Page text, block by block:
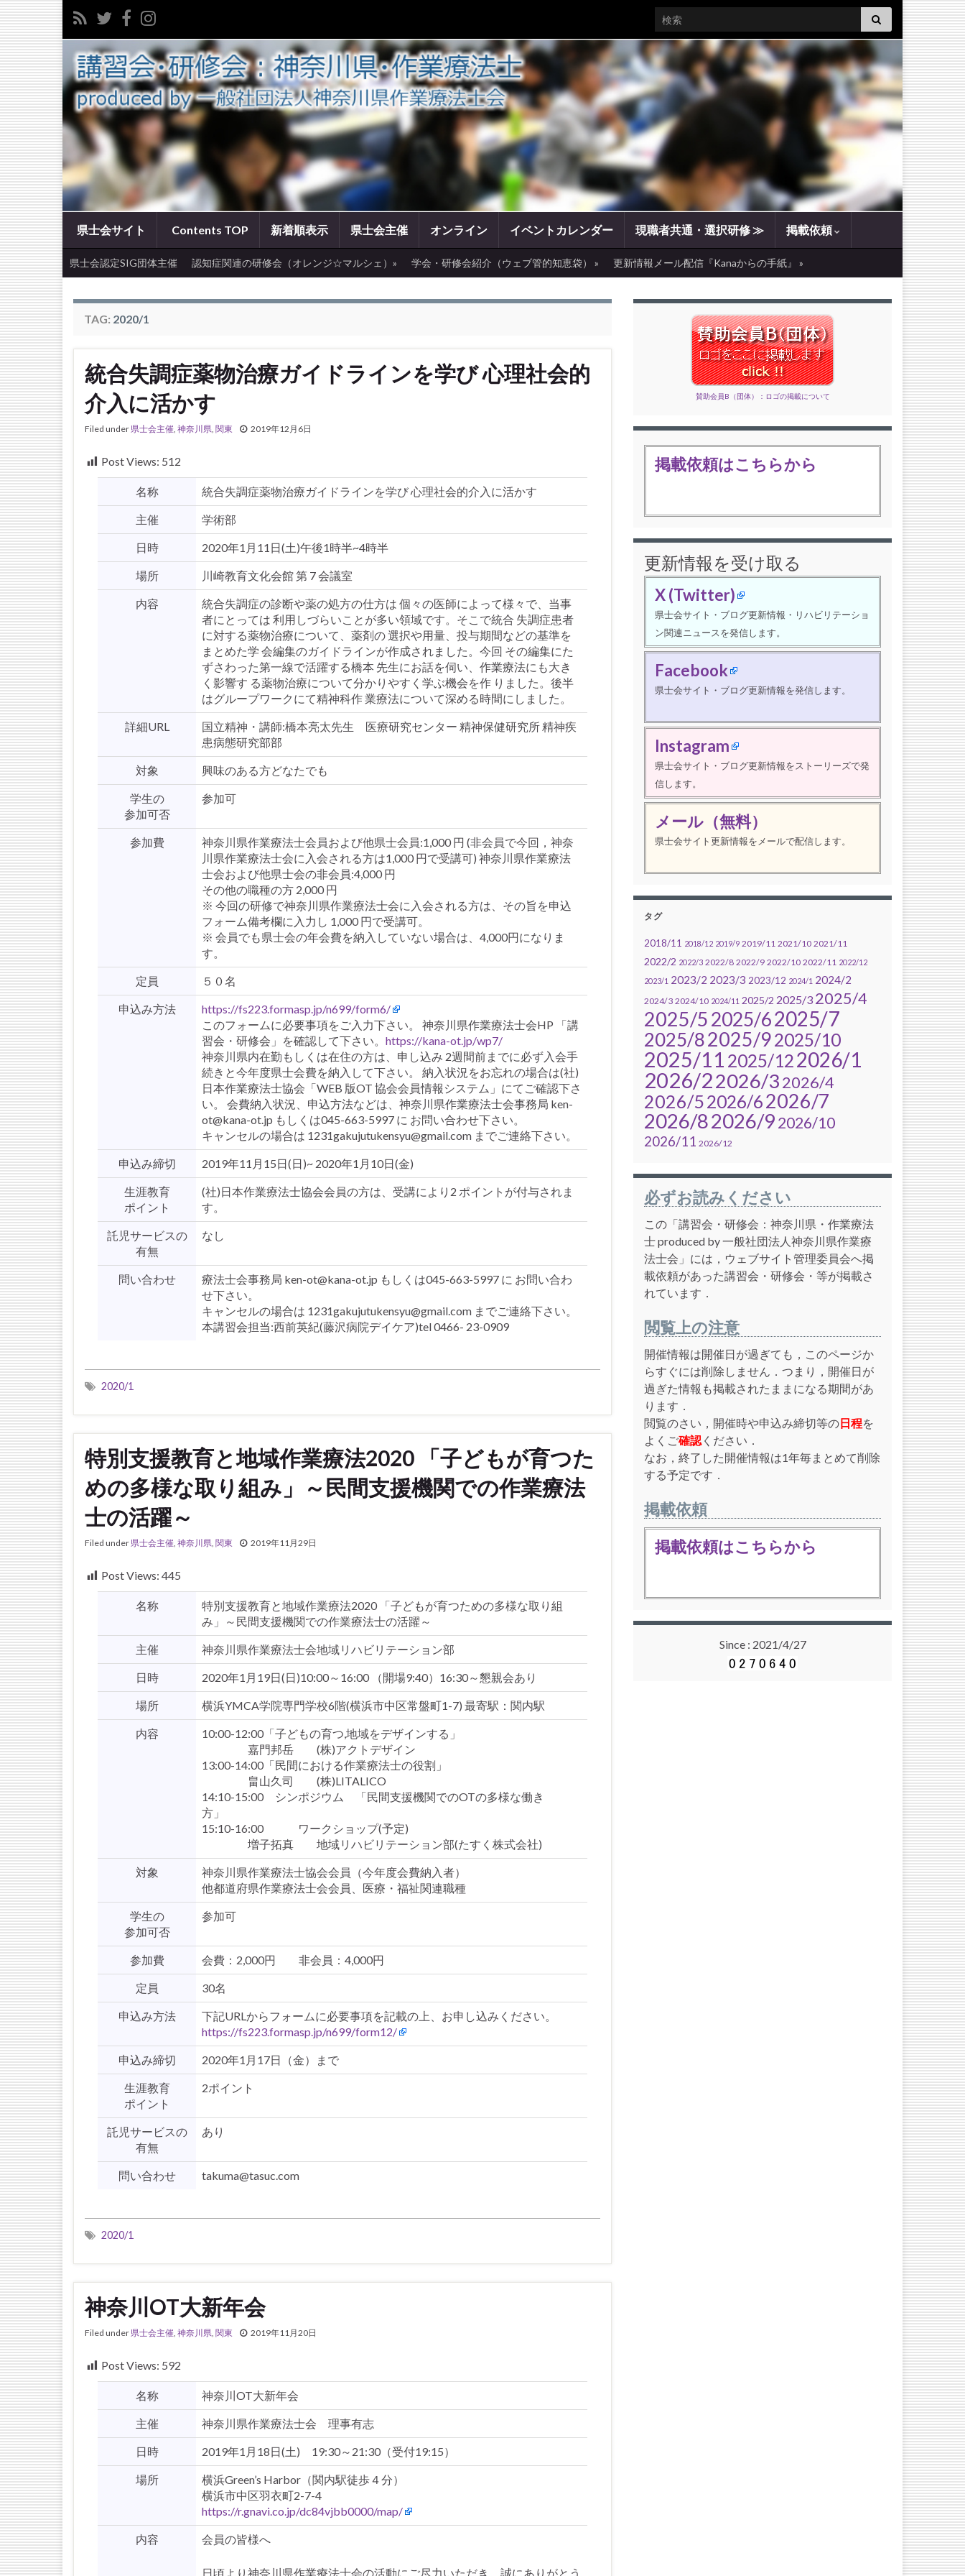
Search for:
県士会サイト Contents TOP 新着順表示 県士会主催 オンライン イベントカレンダー 現職者共通・選択研修 ≫ 掲載依頼
県士会認定SIG団体主催 認知症関連の研修会（オレンジ☆マルシェ）» 学会・研修会紹介（ウェブ管的知恵袋） » 更新情報メール配信『Kanaからの手紙』 »
TAG: 2020/1
統合失調症薬物治療ガイドラインを学び 心理社会的
介入に活かす
Filed under 県士会主催, 神奈川県, 関東 2019年12月6日
Post Views: 512
名称 統合失調症薬物治療ガイドラインを学び 心理社会的介入に活かす
主催 学術部
日時 2020年1月11日(土)午後1時半~4時半
場所 川崎教育文化会館 第 7 会議室
内容
統合失調症の診断や薬の処方の仕方は 個々の医師によって様々で、当事
者にとっては 利用しづらいことが多い領域です。そこで統合 失調症患者
に対する薬物治療について、薬剤の 選択や用量、投与期間などの基準を
まとめた学 会編集のガイドラインが作成されました。今回 その編集にた
ずさわった第一線で活躍する橋本 先生にお話を伺い、作業療法にも大き
く影響す る薬物治療について分かりやすく学ぶ機会を作 りました。後半
はグループワークにて精神科作 業療法について深める時間にしました。
詳細URL
国立精神・講師:橋本亮太先生 医療研究センター 精神保健研究所 精神疾
患病態研究部部
対象 興味のある方どなたでも
学生の
参加可否
参加可
参加費
神奈川県作業療法士会員および他県士会員:1,000 円 (非会員で今回，神奈
川県作業療法士会に入会される方は1,000 円で受講可) 神奈川県作業療法
士会および他県士会の非会員:4,000 円
その他の職種の方 2,000 円
※ 今回の研修で神奈川県作業療法士会に入会される方は、その旨を申込
フォーム備考欄に入力し 1,000 円で受講可。
※ 会員でも県士会の年会費を納入していない場合は、4,000円になりま
す。
定員 ５０名
申込み方法
https://fs223.formasp.jp/n699/form6/
このフォームに必要事項をご入力下さい。 神奈川県作業療法士会HP 「講
習会・研修会」を確認して下さい。 https://kana-ot.jp/wp7/
神奈川県内在勤もしくは在住の方は、申し込み 2週間前までに必ず入会手
続きと今年度県士会費を納入して下さい。 納入状況をお忘れの場合は(社)
日本作業療法士協会「WEB 版OT 協会会員情報システム」にてご確認下さ
い。 会費納入状況、申込方法などは、神奈川県作業療法士会事務局 ken-
ot@kana-ot.jp もしくは045-663-5997 に お問い合わせ下さい。
キャンセルの場合は 1231gakujutukensyu@gmail.com までご連絡下さい。
申込み締切 2019年11月15日(日)~ 2020年1月10日(金)
生涯教育
ポイント
(社)日本作業療法士協会会員の方は、受講により2 ポイントが付与されま
す。
託児サービスの
有無
なし
問い合わせ
療法士会事務局 ken-ot@kana-ot.jp もしくは045-663-5997 に お問い合わ
せ下さい。
キャンセルの場合は 1231gakujutukensyu@gmail.com までご連絡下さい。
本講習会担当:西前英紀(藤沢病院デイケア)tel 0466- 23-0909
2020/1
特別支援教育と地域作業療法2020 「子どもが育つた
めの多様な取り組み」～民間支援機関での作業療法
士の活躍～
Filed under 県士会主催, 神奈川県, 関東 2019年11月29日
Post Views: 445
名称
特別支援教育と地域作業療法2020 「子どもが育つための多様な取り組
み」～民間支援機関での作業療法士の活躍～
主催 神奈川県作業療法士会地域リハビリテーション部
日時 2020年1月19日(日)10:00～16:00 （開場9:40）16:30～懇親会あり
場所 横浜YMCA学院専門学校6階(横浜市中区常盤町1-7) 最寄駅：関内駅
内容
10:00-12:00「子どもの育つ,地域をデザインする」
嘉門邦岳 (株)アクトデザイン
13:00-14:00「民間における作業療法士の役割」
畠山久司 (株)LITALICO
14:10-15:00 シンポジウム 「民間支援機関でのOTの多様な働き
方」
15:10-16:00 ワークショップ(予定)
増子拓真 地域リハビリテーション部(たすく株式会社)
対象
神奈川県作業療法士協会会員（今年度会費納入者）
他都道府県作業療法士会会員、医療・福祉関連職種
学生の
参加可否
参加可
参加費 会費：2,000円 非会員：4,000円
定員 30名
申込み方法
下記URLからフォームに必要事項を記載の上、お申し込みください。
https://fs223.formasp.jp/n699/form12/
申込み締切 2020年1月17日（金）まで
生涯教育
ポイント
2ポイント
託児サービスの
有無
あり
問い合わせ takuma@tasuc.com
2020/1
神奈川OT大新年会
Filed under 県士会主催, 神奈川県, 関東 2019年11月20日
Post Views: 592
名称 神奈川OT大新年会
主催 神奈川県作業療法士会 理事有志
日時 2019年1月18日(土) 19:30～21:30（受付19:15）
場所
横浜Green’s Harbor（関内駅徒歩４分）
横浜市中区羽衣町2-7-4
https://r.gnavi.co.jp/dc84vjbb0000/map/
内容 会員の皆様へ
日頃より神奈川県作業療法士会の活動にご尽力いただき、誠にありがとう
賛助会員B（団体）：ロゴの掲載について
掲載依頼はこちらから
更新情報を受け取る
X (Twitter)
県士会サイト・ブログ更新情報・リハビリテーショ
ン関連ニュースを発信します。
Facebook
県士会サイト・ブログ更新情報を発信します。
Instagram
県士会サイト・ブログ更新情報をストーリーズで発
信します。
メール（無料）
県士会サイト更新情報をメールで配信します。
タグ
2018/11 2018/12 2019/9 2019/11 2021/10 2021/11
2022/2 2022/3 2022/8 2022/9 2022/10 2022/11 2022/12
2023/1 2023/2 2023/3 2023/12 2024/1 2024/2
2024/3 2024/10 2024/11 2025/2 2025/3 2025/4
2025/52025/62025/7
2025/82025/92025/10
2025/11 2025/122026/1
2026/22026/32026/4
2026/52026/62026/7
2026/82026/92026/10
2026/11 2026/12
必ずお読みください
この「講習会・研修会：神奈川県・作業療法
士 produced by 一般社団法人神奈川県作業療
法士会」には，ウェブサイト管理委員会へ掲
載依頼があった講習会・研修会・等が掲載さ
れています．
閲覧上の注意
開催情報は開催日が過ぎても，このページか
らすぐには削除しません．つまり，開催日が
過ぎた情報も掲載されたままになる期間があ
ります．
閲覧のさい，開催時や申込み締切等の日程を
よくご確認 ください．
なお，終了した開催情報は1年毎まとめて削除
する予定です．
掲載依頼
掲載依頼はこちらから
Since : 2021/4/27